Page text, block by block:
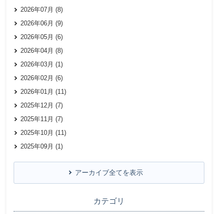
2026年07月 (8)
2026年06月 (9)
2026年05月 (6)
2026年04月 (8)
2026年03月 (1)
2026年02月 (6)
2026年01月 (11)
2025年12月 (7)
2025年11月 (7)
2025年10月 (11)
2025年09月 (1)
アーカイブ全てを表示
カテゴリ